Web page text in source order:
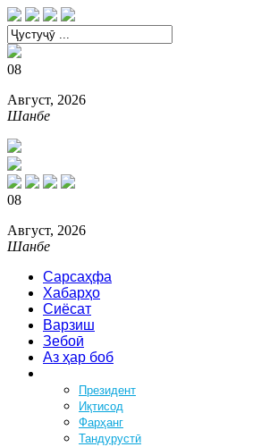
08
Август, 2026
Шанбе
08
Август, 2026
Шанбе
Сарсаҳфа
Хабарҳо
Сиёсат
Варзиш
Зебоӣ
Аз ҳар боб
Президент
Иқтисод
Фарҳанг
Тандурустӣ